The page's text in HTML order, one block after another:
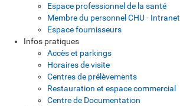
Espace professionnel de la santé
Membre du personnel CHU - Intranet
Espace fournisseurs
Infos pratiques
Accès et parkings
Horaires de visite
Centres de prélèvements
Restauration et espace commercial
Centre de Documentation